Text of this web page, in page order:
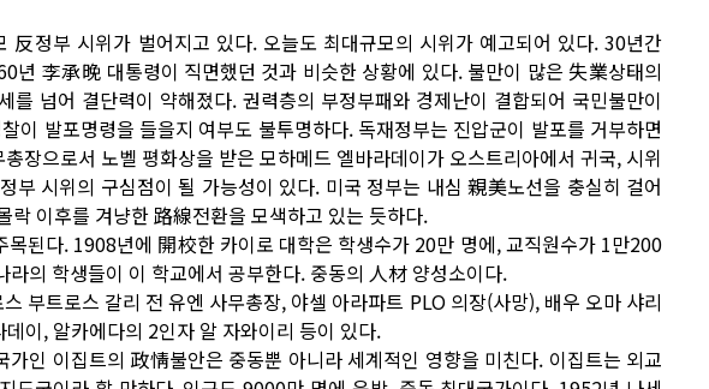
反정부 시위가 벌어지고 있다. 오늘도 최대규모의 시위가 예고되어 있다. 30년간
년 李承晩 대통령이 직면했던 것과 비슷한 상황에 있다. 불만이 많은 失業상태의
를 넘어 결단력이 약해졌다. 권력층의 부정부패와 경제난이 결합되어 국민불만이
이 발포명령을 들을지 여부도 불투명하다. 독재정부는 진압군이 발포를 거부하면
장으로서 노벨 평화상을 받은 모하메드 엘바라데이가 오스트리아에서 귀국, 시위
부 시위의 구심점이 될 가능성이 있다. 미국 정부는 내심 親美노선을 충실히 걸어
락 이후를 겨냥한 路線전환을 모색하고 있는 듯하다.
목된다. 1908년에 開校한 카이로 대학은 학생수가 20만 명에, 교직원수가 1만200
의 학생들이 이 학교에서 공부한다. 중동의 人材 양성소이다.
부트로스 갈리 전 유엔 사무총장, 야셀 아라파트 PLO 의장(사망), 배우 오마 샤리
이, 알카에다의 2인자 알 자와이리 등이 있다.
인 이집트의 政情불안은 중동뿐 아니라 세계적인 영향을 미친다. 이집트는 외교